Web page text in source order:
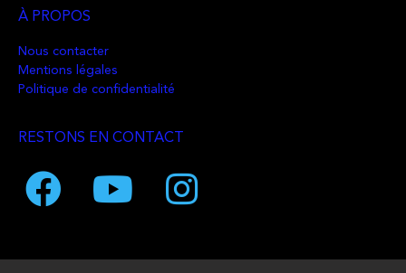
À PROPOS
Nous contacter
Mentions légales
Politique de confidentialité
RESTONS EN CONTACT